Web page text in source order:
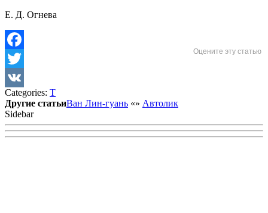
E. Д. Огнева
Оцените эту статью
Facebook
Twitter
VK
Categories: Т
Другие статьиВан Лин-гуань «» Автолик
Sidebar